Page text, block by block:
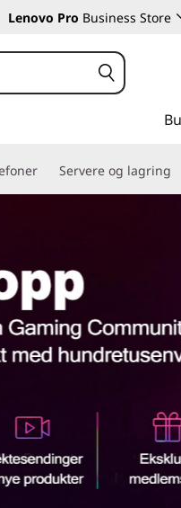
Lenovo Pro Business Store
Servere og lagring